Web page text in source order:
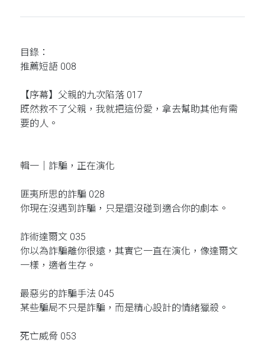
目錄：
推薦短語 008
【序幕】父親的九次陷落 017
既然救不了父親，我就把這份愛，拿去幫助其他有需
要的人。
輯一｜詐騙，正在演化
匪夷所思的詐騙 028
你現在沒遇到詐騙，只是還沒碰到適合你的劇本。
詐術達爾文 035
你以為詐騙離你很遠，其實它一直在演化，像達爾文
一樣，適者生存。
最惡劣的詐騙手法 045
某些騙局不只是詐騙，而是精心設計的情緒獵殺。
死亡威脅 053